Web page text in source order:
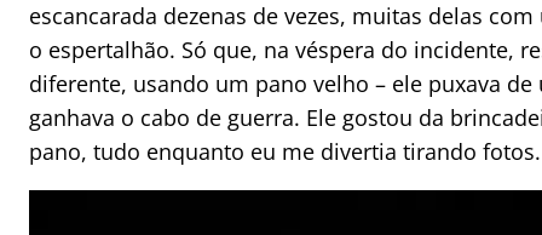
escancarada dezenas de vezes, muitas delas
o espertalhão. Só que, na véspera do incidente,
diferente, usando um pano velho – ele puxava
ganhava o cabo de guerra. Ele gostou da
pano, tudo enquanto eu me divertia tirando